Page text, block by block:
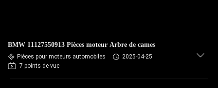
BMW 11127550913 Pièces moteur Arbre de cames
Pièces pour moteurs automobiles
2025-04-25
7 points de vue